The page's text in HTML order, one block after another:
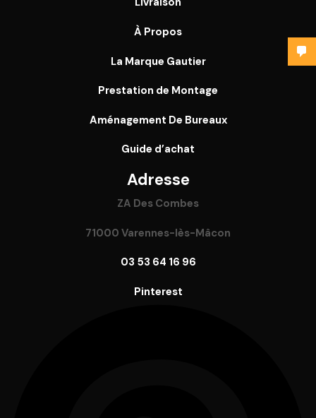
À Propos
La Marque Gautier
Prestation de Montage
Aménagement De Bureaux
Guide d’achat
Adresse
ZA Des Combes
71000 Varennes-lès-Mâcon
03 53 64 16 96
Pinterest